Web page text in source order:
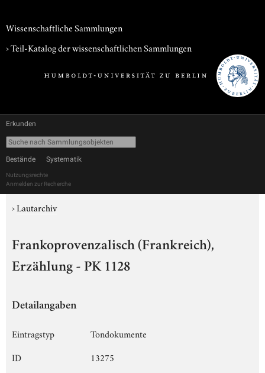
Wissenschaftliche Sammlungen
› Teil-Katalog der wissenschaftlichen Sammlungen
Erkunden
Bestände Systematik
Nutzungsrechte
Anmelden zur Recherche
›Lautarchiv
Frankoprovenzalisch (Frankreich),
Erzählung - PK 1128
Detailangaben
Eintragstyp
Tondokumente
ID
13275